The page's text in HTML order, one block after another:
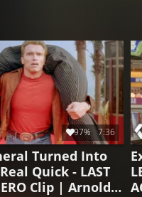
97% 7:36
Turned Into
Quick - LAST
Clip | Arnold